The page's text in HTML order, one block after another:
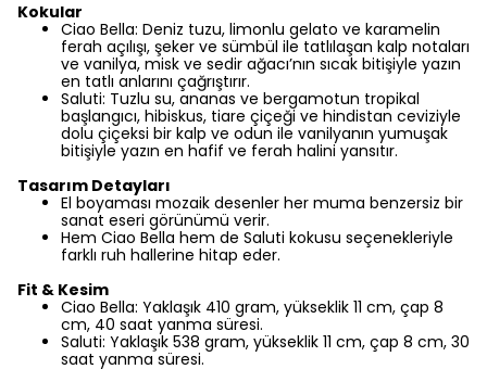
Kokular
Ciao Bella: Deniz tuzu, limonlu gelato ve karamelin
ferah açılışı, şeker ve sümbül ile tatlılaşan kalp notaları
ve vanilya, misk ve sedir ağacı’nın sıcak bitişiyle yazın
en tatlı anlarını çağrıştırır.
Saluti: Tuzlu su, ananas ve bergamotun tropikal
başlangıcı, hibiskus, tiare çiçeği ve hindistan ceviziyle
dolu çiçeksi bir kalp ve odun ile vanilyanın yumuşak
bitişiyle yazın en hafif ve ferah halini yansıtır.
Tasarım Detayları
El boyaması mozaik desenler her muma benzersiz bir
sanat eseri görünümü verir.
Hem Ciao Bella hem de Saluti kokusu seçenekleriyle
farklı ruh hallerine hitap eder.
Fit & Kesim
Ciao Bella: Yaklaşık 410 gram, yükseklik 11 cm, çap 8
cm, 40 saat yanma süresi.
Saluti: Yaklaşık 538 gram, yükseklik 11 cm, çap 8 cm, 30
saat yanma süresi.